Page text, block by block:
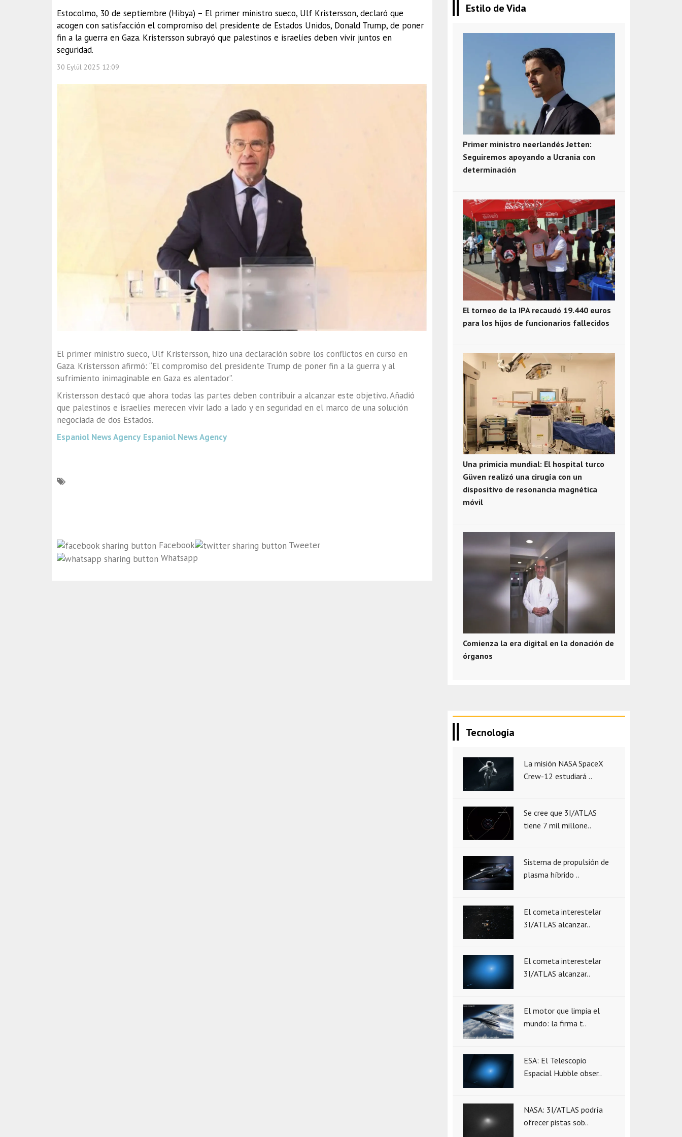
Estocolmo, 30 de septiembre (Hibya) – El primer ministro sueco, Ulf Kristersson, declaró que
acogen con satisfacción el compromiso del presidente de Estados Unidos, Donald Trump, de poner
fin a la guerra en Gaza. Kristersson subrayó que palestinos e israelíes deben vivir juntos en
seguridad.
30 Eylül 2025 12:09
El primer ministro sueco, Ulf Kristersson, hizo una declaración sobre los conflictos en curso en
Gaza. Kristersson afirmó: “El compromiso del presidente Trump de poner fin a la guerra y al
sufrimiento inimaginable en Gaza es alentador”.
Kristersson destacó que ahora todas las partes deben contribuir a alcanzar este objetivo. Añadió
que palestinos e israelíes merecen vivir lado a lado y en seguridad en el marco de una solución
negociada de dos Estados.
Espaniol News Agency Espaniol News Agency
Facebook
Tweeter
Whatsapp
Estilo de Vida
Primer ministro neerlandés Jetten:
Seguiremos apoyando a Ucrania con
determinación
El torneo de la IPA recaudó 19.440 euros
para los hijos de funcionarios fallecidos
Una primicia mundial: El hospital turco
Güven realizó una cirugía con un
dispositivo de resonancia magnética
móvil
Comienza la era digital en la donación de
órganos
Tecnología
La misión NASA SpaceX
Crew-12 estudiará ..
Se cree que 3I/ATLAS
tiene 7 mil millone..
Sistema de propulsión de
plasma híbrido ..
El cometa interestelar
3I/ATLAS alcanzar..
El cometa interestelar
3I/ATLAS alcanzar..
El motor que limpia el
mundo: la firma t..
ESA: El Telescopio
Espacial Hubble obser..
NASA: 3I/ATLAS podría
ofrecer pistas sob..